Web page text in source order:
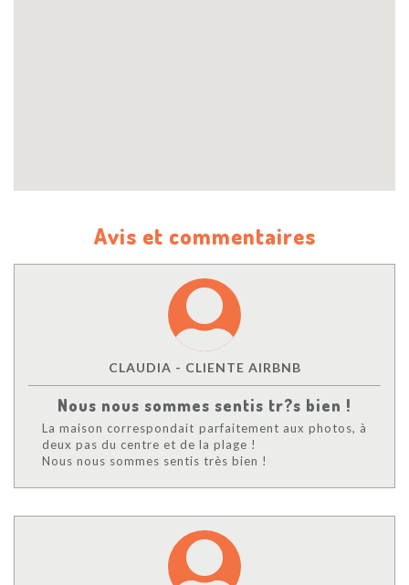
Avis et commentaires
CLAUDIA - CLIENTE AIRBNB
Nous nous sommes sentis tr?s bien !
La maison correspondait parfaitement aux photos, à
deux pas du centre et de la plage !
Nous nous sommes sentis très bien !